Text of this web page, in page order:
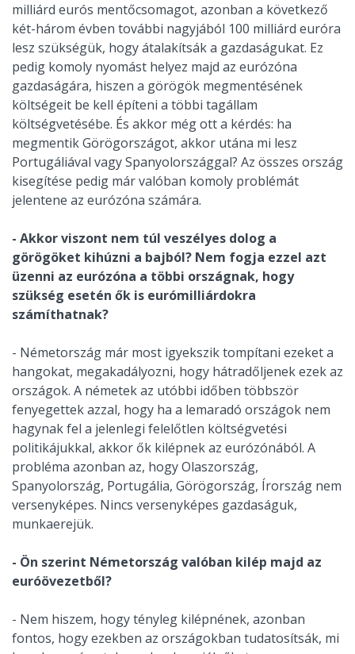
milliárd eurós mentőcsomagot, azonban a következő
két-három évben további nagyjából 100 milliárd euróra
lesz szükségük, hogy átalakítsák a gazdaságukat. Ez
pedig komoly nyomást helyez majd az eurózóna
gazdaságára, hiszen a görögök megmentésének
költségeit be kell építeni a többi tagállam
költségvetésébe. És akkor még ott a kérdés: ha
megmentik Görögországot, akkor utána mi lesz
Portugáliával vagy Spanyolországgal? Az összes ország
kisegítése pedig már valóban komoly problémát
jelentene az eurózóna számára.
- Akkor viszont nem túl veszélyes dolog a
görögöket kihúzni a bajból? Nem fogja ezzel azt
üzenni az eurózóna a többi országnak, hogy
szükség esetén ők is eurómilliárdokra
számíthatnak?
- Németország már most igyekszik tompítani ezeket a
hangokat, megakadályozni, hogy hátradőljenek ezek az
országok. A németek az utóbbi időben többször
fenyegettek azzal, hogy ha a lemaradó országok nem
hagynak fel a jelenlegi felelőtlen költségvetési
politikájukkal, akkor ők kilépnek az eurózónából. A
probléma azonban az, hogy Olaszország,
Spanyolország, Portugália, Görögország, Írország nem
versenyképes. Nincs versenyképes gazdaságuk,
munkaerejük.
- Ön szerint Németország valóban kilép majd az
euróövezetből?
- Nem hiszem, hogy tényleg kilépnének, azonban
fontos, hogy ezekben az országokban tudatosítsák, mi